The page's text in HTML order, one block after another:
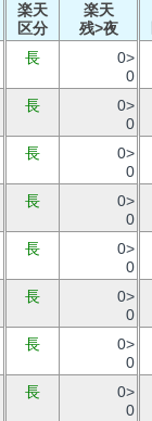
楽天
区分
楽天
残>夜
長
0>
0
長
0>
0
長
0>
0
長
0>
0
長
0>
0
長
0>
0
長
0>
0
長
0>
0